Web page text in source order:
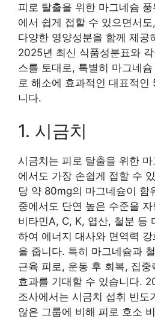
피로 탈출을 위한 마그네슘
에서 쉽게 접할 수 있으면서
다양한 영양성분을 함께 제공
2025년 최신 식품성분표와
스를 토대로, 특별히 마그네
로 해소에 효과적인 대표적인
니다.
1. 시금치
시금치는 피로 탈출을 위한
에서도 가장 손쉽게 접할 수
당 약 80mg의 마그네슘이 함
중에서도 단연 높은 수준을
비타민A, C, K, 엽산, 철분 등
하여 에너지 대사와 면역력
을 줍니다. 특히 마그네슘과
근육 피로, 운동 후 회복, 집중
효과를 기대할 수 있습니다.
조사에서는 시금치 섭취 빈도
않은 그룹에 비해 피로 호소